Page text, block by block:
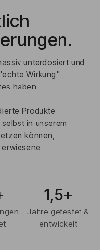
unterdosiert und
Wirkung"
haben.
Produkte
in unserem
können,
1,5+
Jahre getestet &
entwickelt